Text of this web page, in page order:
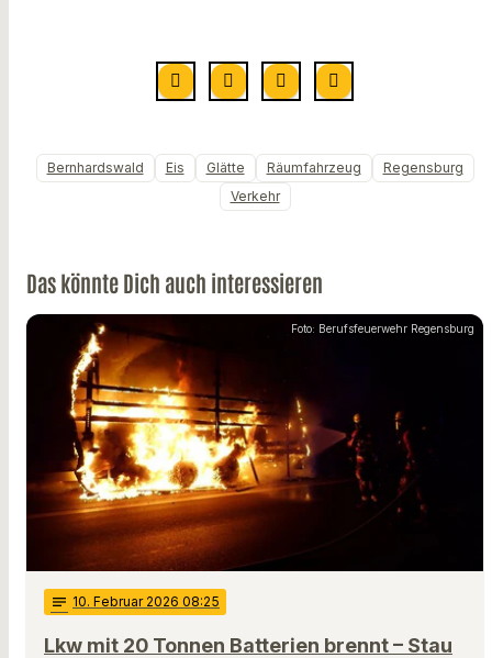
Bernhardswald Eis Glätte Räumfahrzeug
Regensburg
Verkehr
Das könnte Dich auch interessieren
Foto: Berufsfeuerwehr Regensburg
notes 10. Februar 2026 08:25
Lkw mit 20 Tonnen Batterien brennt – Stau